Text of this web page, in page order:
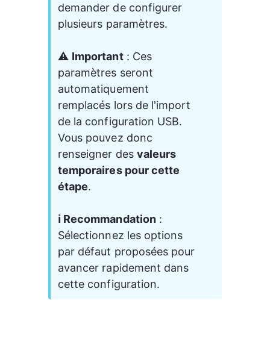
demander de configurer
plusieurs paramètres.
⚠️ Important : Ces
paramètres seront
automatiquement
remplacés lors de l'import
de la configuration USB.
Vous pouvez donc
renseigner des valeurs
temporaires pour cette
étape.
ℹ️ Recommandation :
Sélectionnez les options
par défaut proposées pour
avancer rapidement dans
cette configuration.